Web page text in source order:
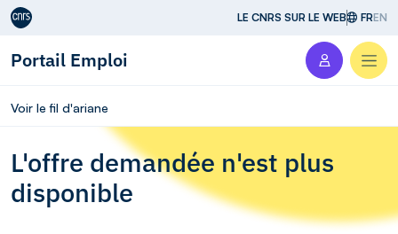
Aller au contenu LE CNRS SUR LE WEB FREN
Portail Emploi
Voir le fil d'ariane
L'offre demandée n'est plus
disponible